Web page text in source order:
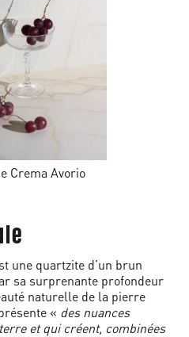
Crema Avorio
une quartzite d’un brun
sa surprenante profondeur
naturelle de la pierre
« des nuances
et qui créent, combinées